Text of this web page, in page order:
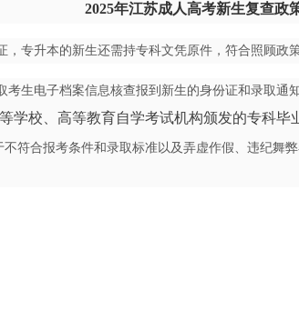
2025年江苏成人高考新生复查政
，专升本的新生还需持专科文凭原件，符合照顾政
考生电子档案信息核查报到新生的身份证和录取通
学校、高等教育自学考试机构颁发的专科毕
不符合报考条件和录取标准以及弄虚作假、违纪舞弊